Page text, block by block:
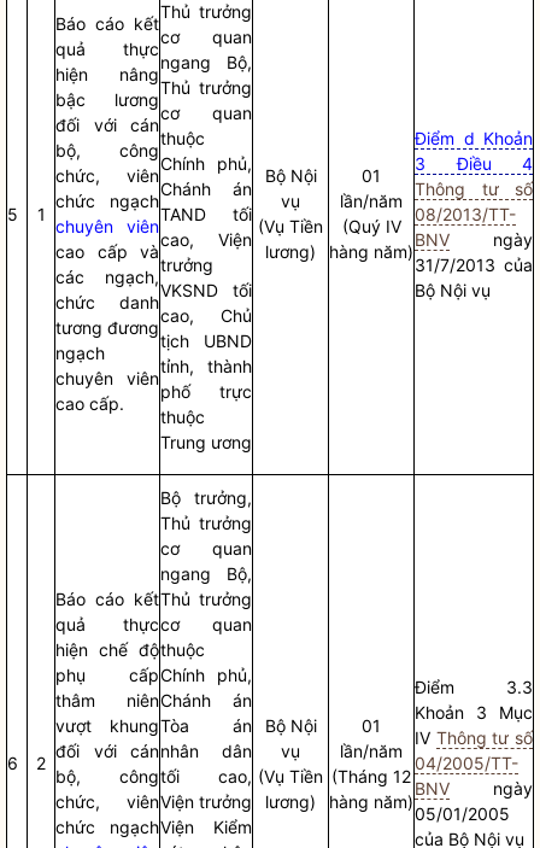
5 1
Báo cáo kết
quả thực
hiện nâng
bậc lương
đối với cán
bộ, công
chức, viên
chức ngạch
chuyên viên
cao cấp và
các ngạch,
chức danh
tương đương
ngạch
chuyên viên
cao cấp.
Thủ trưởng
cơ quan
ngang Bộ,
Thủ trưởng
cơ quan
thuộc
Chính phủ,
Chánh án
TAND tối
cao, Viện
trưởng
VKSND tối
cao, Chủ
tịch UBND
tỉnh, thành
phố trực
thuộc
Trung ương
Bộ Nội
vụ
(Vụ Tiền
lương)
01
lần/năm
(Quý IV
hàng năm)
Điểm d Khoản
3 Điều 4
Thông tư số
08/2013/TT-
BNV ngày
31/7/2013 của
Bộ Nội vụ
6 2
Báo cáo kết
quả thực
hiện chế độ
phụ cấp
thâm niên
vượt khung
đối với cán
bộ, công
chức, viên
chức ngạch
Bộ trưởng,
Thủ trưởng
cơ quan
ngang Bộ,
Thủ trưởng
cơ quan
thuộc
Chính phủ,
Chánh án
Tòa án
nhân dân
tối cao,
Viện trưởng
Viện Kiểm
Bộ Nội
vụ
(Vụ Tiền
lương)
01
lần/năm
(Tháng 12
hàng năm)
Điểm 3.3
Khoản 3 Mục
IV Thông tư số
04/2005/TT-
BNV ngày
05/01/2005
của Bộ Nội vụ